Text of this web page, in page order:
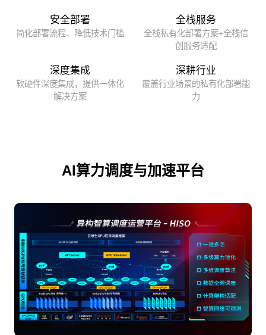
安全部署
简化部署流程、降低技术门槛
全栈服务
全栈私有化部署方案+全栈信
创服务适配
深度集成
软硬件深度集成，提供一体化
解决方案
深耕行业
覆盖行业场景的私有化部署能
力
AI算力调度与加速平台